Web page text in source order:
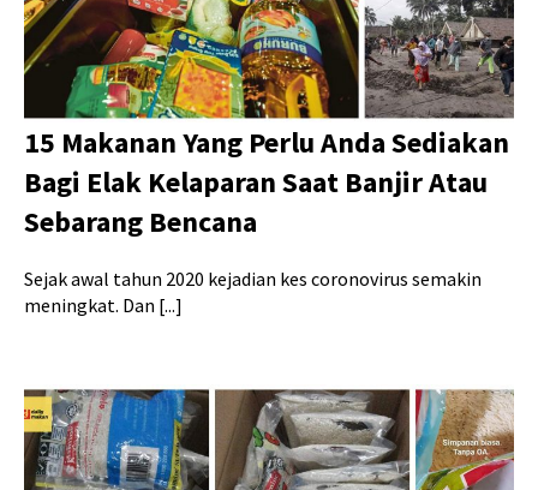
15 Makanan Yang Perlu Anda Sediakan
Bagi Elak Kelaparan Saat Banjir Atau
Sebarang Bencana
Sejak awal tahun 2020 kejadian kes coronovirus semakin
meningkat. Dan [...]